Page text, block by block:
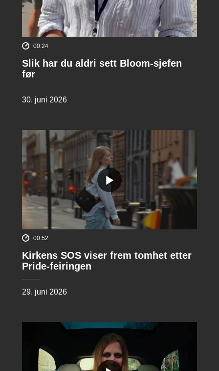
00:24
Slik har du aldri sett Bloom-sjefen
før
30. juni 2026
00:52
Kirkens SOS viser frem tomhet etter
Pride-feiringen
29. juni 2026